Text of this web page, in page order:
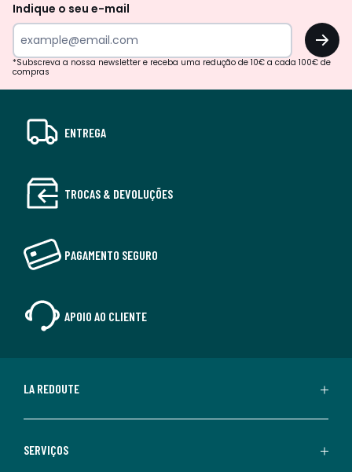
Indique o seu e-mail
OK
*Subscreva a nossa newsletter e receba uma redução de 10€ a cada 100€ de
compras
ENTREGA
TROCAS & DEVOLUÇÕES
PAGAMENTO SEGURO
APOIO AO CLIENTE
LA REDOUTE
SERVIÇOS